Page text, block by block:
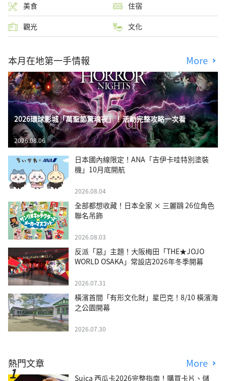
美食 住宿
觀光 文化
本月在地第一手情報 More
2026環球影城「萬聖節驚魂夜」！活動完整攻略一次看
2026.08.06
日本國內線限定！ANA「吉伊卡哇特別塗裝
機」10月底開航
2026.08.04
全部都想收藏！日本全家 × 三麗鷗 26位角色
聯名吊飾
2026.08.03
反派「惡」主題！大阪梅田「THE★JOJO
WORLD OSAKA」常設店2026年冬季開幕
2026.07.31
橫濱首間「有形文化財」星巴克！8/10 橫濱海
之公園開幕
2026.07.30
熱門文章 More
Suica 西瓜卡2026完整指南！購買卡片、儲